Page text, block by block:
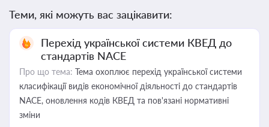
Теми, які можуть вас зацікавити:
Перехід української системи КВЕД до
стандартів NACE
Про що тема: Тема охоплює перехід української системи
класифікації видів економічної діяльності до стандартів
NACE, оновлення кодів КВЕД та пов'язані нормативні
зміни